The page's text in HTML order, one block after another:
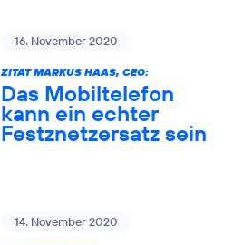
16. November 2020
ZITAT MARKUS HAAS, CEO:
Das Mobiltelefon
kann ein echter
Festznetzersatz sein
14. November 2020